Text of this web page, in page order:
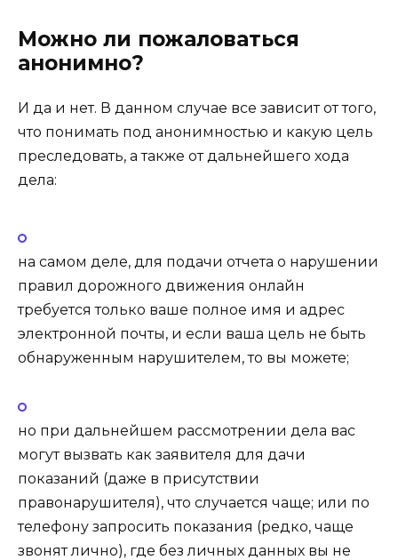
Можно ли пожаловаться
анонимно?
И да и нет. В данном случае все зависит от того,
что понимать под анонимностью и какую цель
преследовать, а также от дальнейшего хода
дела:
на самом деле, для подачи отчета о нарушении
правил дорожного движения онлайн
требуется только ваше полное имя и адрес
электронной почты, и если ваша цель не быть
обнаруженным нарушителем, то вы можете;
но при дальнейшем рассмотрении дела вас
могут вызвать как заявителя для дачи
показаний (даже в присутствии
правонарушителя), что случается чаще; или по
телефону запросить показания (редко, чаще
звонят лично), где без личных данных вы не